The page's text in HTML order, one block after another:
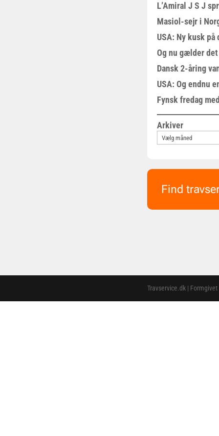
L’Amiral J S J
Masiol-sejr i
USA: Ny kusk på
Og nu gælder
Dansk 2-åring
USA: Og endnu
Fynsk fredag
Arkiver
Find
Travservice.dk |